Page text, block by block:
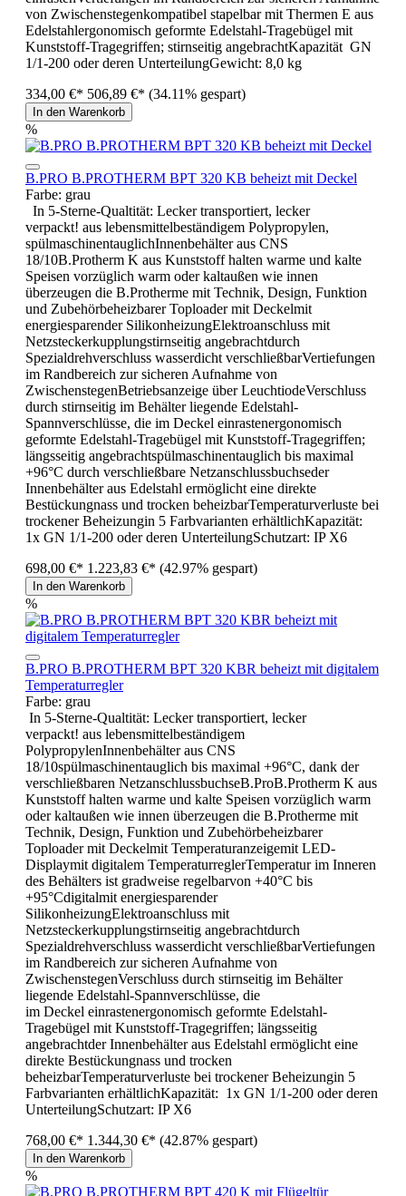
von Zwischenstegenkompatibel stapelbar mit Thermen E aus
Edelstahlergonomisch geformte Edelstahl-Tragebügel mit
Kunststoff-Tragegriffen; stirnseitig angebrachtKapazität GN
1/1-200 oder deren UnterteilungGewicht: 8,0 kg
334,00 €* 506,89 €* (34.11% gespart)
In den Warenkorb
%
B.PRO B.PROTHERM BPT 320 KB beheizt mit Deckel
Farbe: grau
In 5-Sterne-Qualtität: Lecker transportiert, lecker
verpackt! aus lebensmittelbeständigem Polypropylen,
spülmaschinentauglichInnenbehälter aus CNS
18/10B.Protherm K aus Kunststoff halten warme und kalte
Speisen vorzüglich warm oder kaltaußen wie innen
überzeugen die B.Protherme mit Technik, Design, Funktion
und Zubehörbeheizbarer Toploader mit Deckelmit
energiesparender SilikonheizungElektroanschluss mit
Netzsteckerkupplungstirnseitig angebrachtdurch
Spezialdrehverschluss wasserdicht verschließbarVertiefungen
im Randbereich zur sicheren Aufnahme von
ZwischenstegenBetriebsanzeige über LeuchtiodeVerschluss
durch stirnseitig im Behälter liegende Edelstahl-
Spannverschlüsse, die im Deckel einrastenergonomisch
geformte Edelstahl-Tragebügel mit Kunststoff-Tragegriffen;
längsseitig angebrachtspülmaschinentauglich bis maximal
+96°C durch verschließbare Netzanschlussbuchseder
Innenbehälter aus Edelstahl ermöglicht eine direkte
Bestückungnass und trocken beheizbarTemperaturverluste bei
trockener Beheizungin 5 Farbvarianten erhältlichKapazität:
1x GN 1/1-200 oder deren UnterteilungSchutzart: IP X6
698,00 €* 1.223,83 €* (42.97% gespart)
In den Warenkorb
%
B.PRO B.PROTHERM BPT 320 KBR beheizt mit digitalem
Temperaturregler
Farbe: grau
In 5-Sterne-Qualtität: Lecker transportiert, lecker
verpackt! aus lebensmittelbeständigem
PolypropylenInnenbehälter aus CNS
18/10spülmaschinentauglich bis maximal +96°C, dank der
verschließbaren NetzanschlussbuchseB.ProB.Protherm K aus
Kunststoff halten warme und kalte Speisen vorzüglich warm
oder kaltaußen wie innen überzeugen die B.Protherme mit
Technik, Design, Funktion und Zubehörbeheizbarer
Toploader mit Deckelmit Temperaturanzeigemit LED-
Displaymit digitalem TemperaturreglerTemperatur im Inneren
des Behälters ist gradweise regelbarvon +40°C bis
+95°Cdigitalmit energiesparender
SilikonheizungElektroanschluss mit
Netzsteckerkupplungstirnseitig angebrachtdurch
Spezialdrehverschluss wasserdicht verschließbarVertiefungen
im Randbereich zur sicheren Aufnahme von
ZwischenstegenVerschluss durch stirnseitig im Behälter
liegende Edelstahl-Spannverschlüsse, die
im Deckel einrastenergonomisch geformte Edelstahl-
Tragebügel mit Kunststoff-Tragegriffen; längsseitig
angebrachtder Innenbehälter aus Edelstahl ermöglicht eine
direkte Bestückungnass und trocken
beheizbarTemperaturverluste bei trockener Beheizungin 5
Farbvarianten erhältlichKapazität: 1x GN 1/1-200 oder deren
UnterteilungSchutzart: IP X6
768,00 €* 1.344,30 €* (42.87% gespart)
In den Warenkorb
%